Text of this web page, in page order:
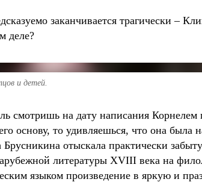
заканчивается трагически –
деле?
и детей.
смотришь на дату написания
основу, то удивляешься, что она
отыскала практически
литературы XVIII века на
языком произведение в яркую и